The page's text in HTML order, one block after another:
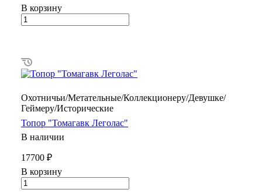
В корзину
Охотничьи/Метательные/Коллекционеру/Девушке/
Геймеру/Исторические
Топор "Томагавк Леголас"
В наличии
17700 ₽
В корзину